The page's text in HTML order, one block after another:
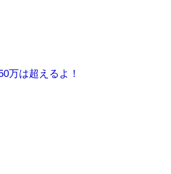
万は超えるよ！